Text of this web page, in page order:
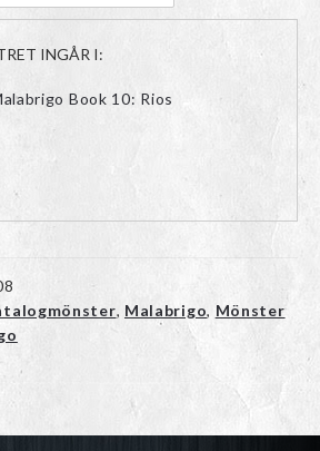
INGÅR I:
Book 10: Rios
, Malabrigo, Mönster